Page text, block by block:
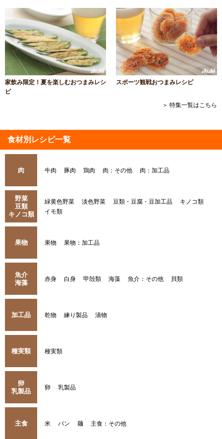
家飲み限定！夏を楽しむおつまみレシ
ピ
スポーツ観戦おつまみレシピ
＞ 特集一覧はこちら
食材別レシピ一覧
肉 牛肉 豚肉 鶏肉 肉：その他 肉：加工品
野菜
豆類
キノコ類
緑黄色野菜 淡色野菜 豆類・豆腐・豆加工品
キノコ類
イモ類
果物 果物 果物：加工品
魚介
海藻
赤身 白身 甲殻類 海藻 魚介：その他 貝類
加工品 乾物 練り製品 漬物
種実類 種実類
卵
乳製品
卵 乳製品
主食 米 パン 麺 主食：その他